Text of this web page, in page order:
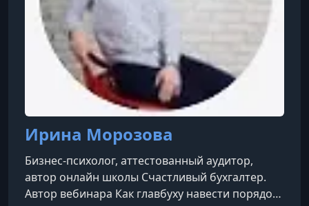
Ирина Морозова
Бизнес-психолог, аттестованный аудитор,
автор онлайн школы Счастливый бухгалтер.
Автор вебинара Как главбуху навести порядок